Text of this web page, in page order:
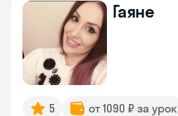
Гаяне
5 от 1090 ₽ за урок